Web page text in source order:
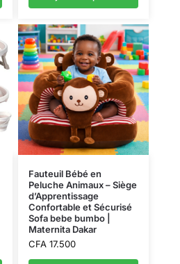
Fauteuil Bébé en
Peluche Animaux – Siège
d’Apprentissage
Confortable et Sécurisé
Sofa bebe bumbo |
Maternita Dakar
CFA17.500